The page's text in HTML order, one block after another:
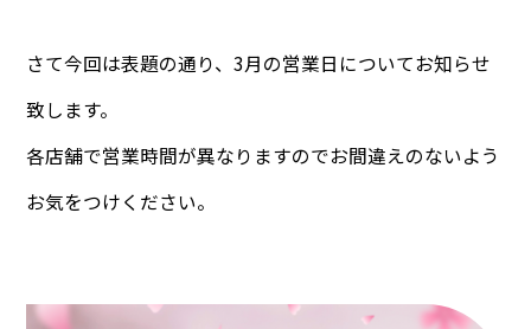
さて今回は表題の通り、3月の営業日についてお知らせ
致します。
各店舗で営業時間が異なりますのでお間違えのないよう
お気をつけください。